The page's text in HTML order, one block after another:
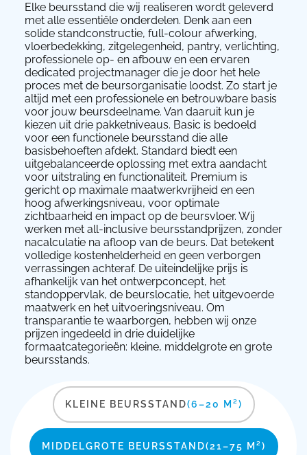
Elke beursstand die wij realiseren wordt geleverd
met alle essentiële onderdelen. Denk aan een
solide standconstructie, full-colour afwerking,
vloerbedekking, zitgelegenheid, pantry, verlichting,
professionele op- en afbouw en een ervaren
dedicated projectmanager die je door het hele
proces met de beursorganisatie loodst. Zo start je
altijd met een professionele en betrouwbare basis
voor jouw beursdeelname. Van daaruit kun je
kiezen uit drie pakketniveaus. Basic is bedoeld
voor een functionele beursstand die alle
basisbehoeften afdekt. Standard biedt een
uitgebalanceerde oplossing met extra aandacht
voor uitstraling en functionaliteit. Premium is
gericht op maximale maatwerkvrijheid en een
hoog afwerkingsniveau, voor optimale
zichtbaarheid en impact op de beursvloer. Wij
werken met all-inclusive beursstandprijzen, zonder
nacalculatie na afloop van de beurs. Dat betekent
volledige kostenhelderheid en geen verborgen
verrassingen achteraf. De uiteindelijke prijs is
afhankelijk van het ontwerpconcept, het
standoppervlak, de beurslocatie, het uitgevoerde
maatwerk en het uitvoeringsniveau. Om
transparantie te waarborgen, hebben wij onze
prijzen ingedeeld in drie duidelijke
formaatcategorieën: kleine, middelgrote en grote
beursstands.
KLEINE BEURSSTAND(6–20 M²)
MIDDELGROTE BEURSSTAND(21–75 M²)